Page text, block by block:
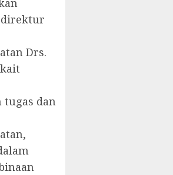
Drs.
tugas dan